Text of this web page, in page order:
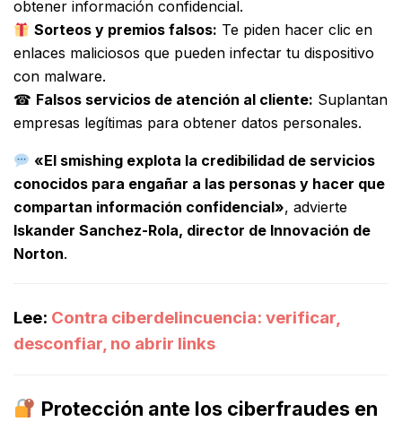
obtener información confidencial.
Sorteos y premios falsos: Te piden hacer clic en
enlaces maliciosos que pueden infectar tu dispositivo
con malware.
☎ Falsos servicios de atención al cliente: Suplantan
empresas legítimas para obtener datos personales.
«El smishing explota la credibilidad de servicios
conocidos para engañar a las personas y hacer que
compartan información confidencial», advierte
Iskander Sanchez-Rola, director de Innovación de
Norton.
Lee: Contra ciberdelincuencia: verificar,
desconfiar, no abrir links
Protección ante los ciberfraudes en